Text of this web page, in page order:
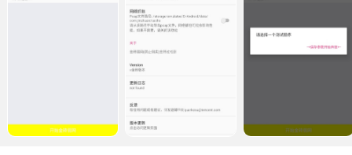
儿童教育